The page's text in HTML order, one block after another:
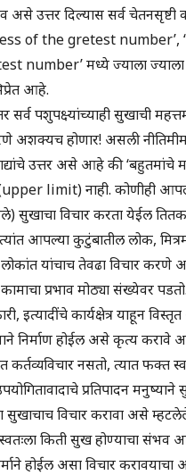
उत्तर दिल्यास सर्व चेतनसृष्टी का
of the gretest number’,
number’ मध्ये ज्याला ज्याला
आहे.
सर्व पशुपक्ष्यांच्याही सुखाची
अशक्यच होणार! असली
उत्तर असे आहे की ‘बहुतमांचे
(upper limit) नाही. कोणीही
विचार करता येईल तितका
आपल्या कुटुंबातील लोक,
यांचाच तेवढा विचार
कामाचा प्रभाव मोठ्या संख्येवर
इत्यादींचे कार्यक्षेत्र याहून
निर्माण होईल असे कृत्य करावे
कर्तव्यविचार नसतो, त्यात
प्रतिपादन मनुष्याने
सुखाचाच विचार करावा असे
किती सुख होण्याचा संभव
होईल असा विचार करावयाचा